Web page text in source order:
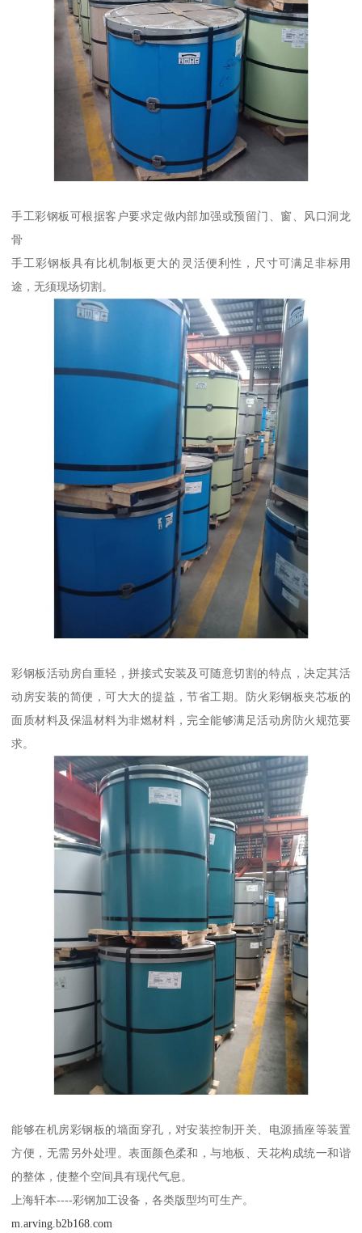
手工彩钢板可根据客户要求定做内部加强或预留门、窗、风口洞龙
骨
手工彩钢板具有比机制板更大的灵活便利性，尺寸可满足非标用
途，无须现场切割。
彩钢板活动房自重轻，拼接式安装及可随意切割的特点，决定其活
动房安装的简便，可大大的提益，节省工期。防火彩钢板夹芯板的
面质材料及保温材料为非燃材料，完全能够满足活动房防火规范要
求。
能够在机房彩钢板的墙面穿孔，对安装控制开关、电源插座等装置
方便，无需另外处理。表面颜色柔和，与地板、天花构成统一和谐
的整体，使整个空间具有现代气息。
上海轩本----彩钢加工设备，各类版型均可生产。
m.arving.b2b168.com